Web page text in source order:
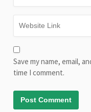
Save my name, email,
time I comment.